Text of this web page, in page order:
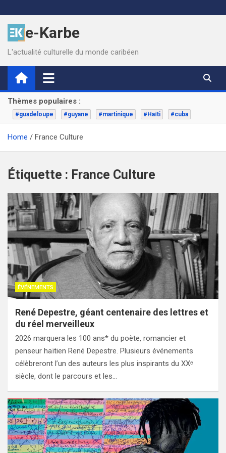
to
contente-Karbe
L'actualité culturelle du monde caribéen
Thèmes populaires :
#guadeloupe #guyane #martinique #Haïti #cuba
Home France Culture
Étiquette : France Culture
ÉVÉNEMENTS
René Depestre, géant centenaire des lettres et
du réel merveilleux
2026 marquera les 100 ans* du poète, romancier et
penseur haïtien René Depestre. Plusieurs événements
célèbreront l’un des auteurs les plus inspirants du XXᵉ
siècle, dont le parcours et les…